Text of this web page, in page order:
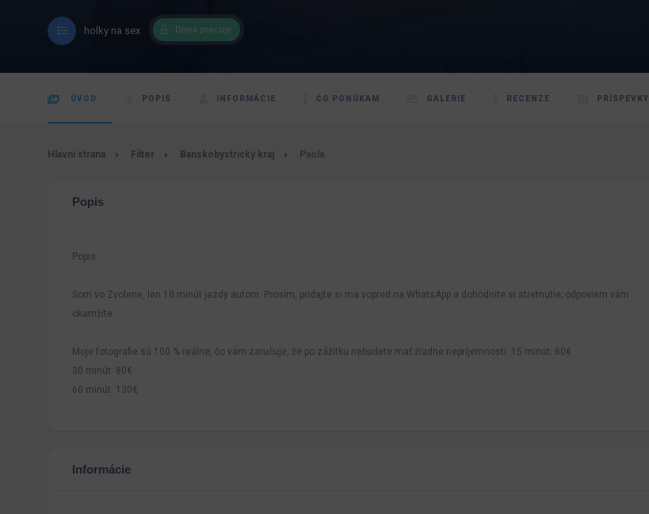
holky na sex Dnes pracuje
ÚVOD POPIS INFORMÁCIE ČO PONÚKAM GALERIE RECENZE PRÍSPEVKY
Hlavní strana Filter Banskobystrický kraj Paola
Popis
Popis
Som vo Zvolene, len 10 minút jazdy autom. Prosím, pridajte si ma vopred na WhatsApp a dohodnite si stretnutie; odpoviem vám
okamžite.
Moje fotografie sú 100 % reálne, čo vám zaručuje, že po zážitku nebudete mať žiadne nepríjemnosti. 15 minút: 60€
30 minút: 80€
60 minút: 130€
Informácie